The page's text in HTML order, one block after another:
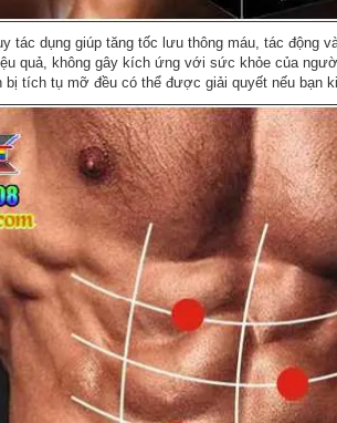
tác dụng giúp tăng tốc lưu thông máu, tác động
quả, không gây kích ứng với sức khỏe của
bị tích tụ mỡ đều có thể được giải quyết nếu bạn